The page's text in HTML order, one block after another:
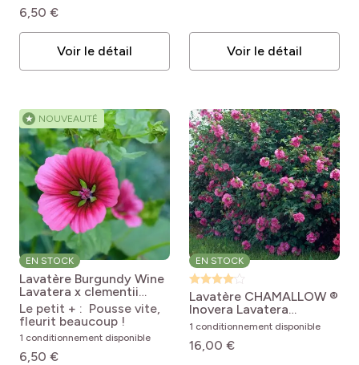
6,50 €
Voir le détail Voir le détail
★ NOUVEAUTÉ
EN STOCK
Lavatère Burgundy Wine
Lavatera x clementii
Burgundy Wine
Le petit + : Pousse vite,
fleurit beaucoup !
1 conditionnement disponible
6,50 €
EN STOCK
Lavatère CHAMALLOW ®
Inovera Lavatera
clementii 'Inovera'
CHAMALLOW®
1 conditionnement disponible
16,00 €